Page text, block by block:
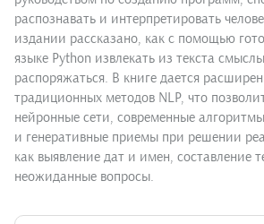
распознавать и интерпретировать
издании рассказано, как с помощью
языке Python извлекать из текста
распоряжаться. В книге дается
традиционных методов NLP, что
нейронные сети, современные
и генеративные приемы при решении
как выявление дат и имен, составление
неожиданные вопросы.